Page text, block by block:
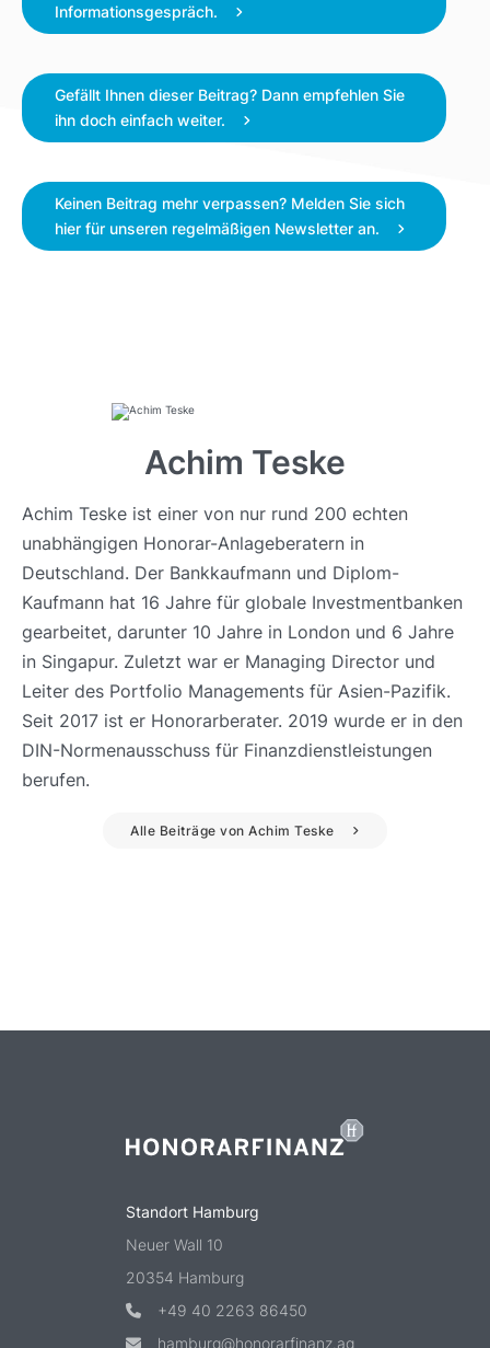
Informationsgespräch.
Gefällt Ihnen dieser Beitrag? Dann empfehlen Sie
ihn doch einfach weiter.
Keinen Beitrag mehr verpassen? Melden Sie sich
hier für unseren regelmäßigen Newsletter an.
Achim Teske
Achim Teske ist einer von nur rund 200 echten
unabhängigen Honorar-Anlageberatern in
Deutschland. Der Bankkaufmann und Diplom-
Kaufmann hat 16 Jahre für globale Investmentbanken
gearbeitet, darunter 10 Jahre in London und 6 Jahre
in Singapur. Zuletzt war er Managing Director und
Leiter des Portfolio Managements für Asien-Pazifik.
Seit 2017 ist er Honorarberater. 2019 wurde er in den
DIN-Normenausschuss für Finanzdienstleistungen
berufen.
Alle Beiträge von Achim Teske
Standort Hamburg
Neuer Wall 10
20354 Hamburg
+49 40 2263 86450
hamburg@honorarfinanz.ag